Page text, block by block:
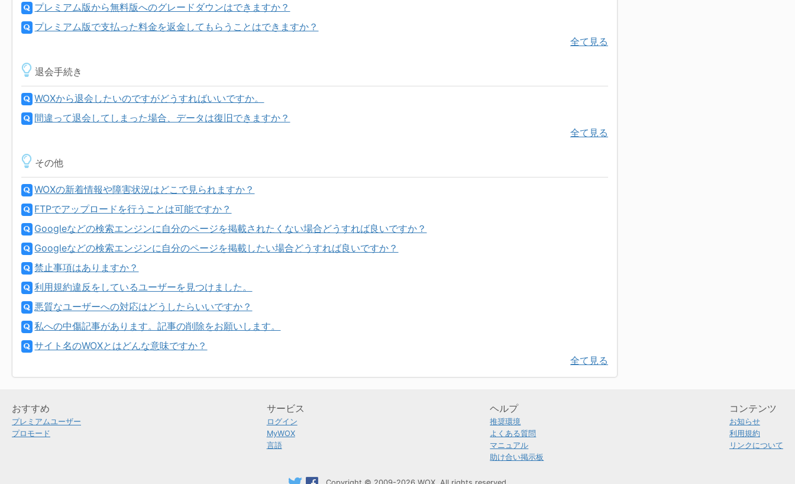
プレミアム版から無料版へのグレードダウンはできますか？
プレミアム版で支払った料金を返金してもらうことはできますか？
全て見る
退会手続き
WOXから退会したいのですがどうすればいいですか。
間違って退会してしまった場合、データは復旧できますか？
全て見る
その他
WOXの新着情報や障害状況はどこで見られますか？
FTPでアップロードを行うことは可能ですか？
Googleなどの検索エンジンに自分のページを掲載されたくない場合どうすれば良いですか？
Googleなどの検索エンジンに自分のページを掲載したい場合どうすれば良いですか？
禁止事項はありますか？
利用規約違反をしているユーザーを見つけました。
悪質なユーザーへの対応はどうしたらいいですか？
私への中傷記事があります。記事の削除をお願いします。
サイト名のWOXとはどんな意味ですか？
全て見る
おすすめ
プレミアムユーザー
プロモード
サービス
ログイン
MyWOX
言語
ヘルプ
推奨環境
よくある質問
マニュアル
助け合い掲示板
コンテンツ
お知らせ
利用規約
リンクについて